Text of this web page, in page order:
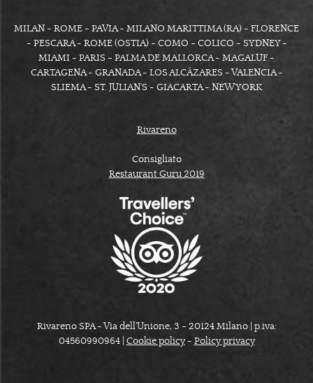
MILAN - ROME - PAVIA - MILANO MARITTIMA (RA) - FLORENCE
- PESCARA - ROME (OSTIA) - COMO - COLICO - SYDNEY -
MIAMI - PARIS - PALMA DE MALLORCA - MAGALUF -
CARTAGENA - GRANADA - LOS ALCÁZARES - VALENCIA -
SLIEMA - ST. JULIAN'S - GIACARTA - NEW YORK
Rivareno
Consigliato
Restaurant Guru 2019
Rivareno SPA - Via dell'Unione, 3 - 20124 Milano | p.iva:
04560990964 | Cookie policy- Policy privacy